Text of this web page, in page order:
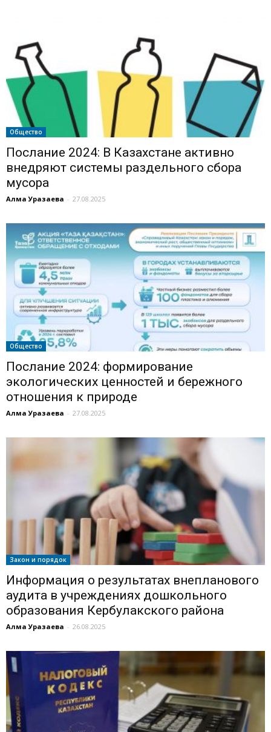
Общество
Послание 2024: В Казахстане активно
внедряют системы раздельного сбора
мусора
Алма Уразаева - 27.08.2025
Общество
Послание 2024: формирование
экологических ценностей и бережного
отношения к природе
Алма Уразаева - 27.08.2025
Закон и порядок
Информация о результатах внепланового
аудита в учреждениях дошкольного
образования Кербулакского района
Алма Уразаева - 26.08.2025